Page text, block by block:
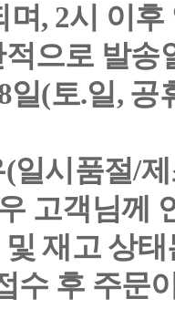
며, 2시 이
으로 발송
일(토.일,
일시품절/
고객님께
재고 상
수 후 주문